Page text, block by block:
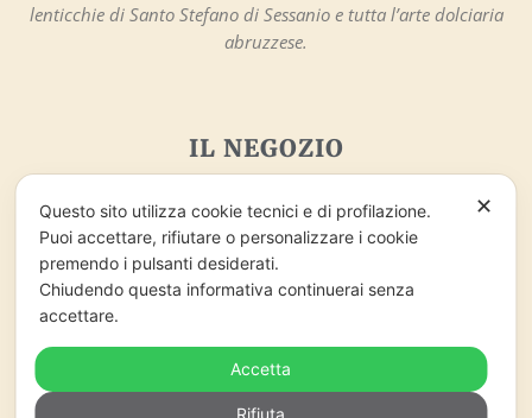
lenticchie di Santo Stefano di Sessanio e tutta l’arte dolciaria
abruzzese.
IL NEGOZIO
Via Sotto gli Archi, 3
67020 – Santo Stefano di Sessanio (AQ)
info@nonnapeppina.it
Market lo Chalet di Marzaro Antonio
ORARI DI APERTURA
✕
Questo sito utilizza cookie tecnici e di profilazione.
Puoi accettare, rifiutare o personalizzare i cookie
premendo i pulsanti desiderati.
Chiudendo questa informativa continuerai senza
accettare.
Accetta